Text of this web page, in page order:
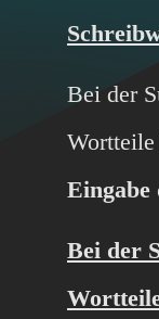
Bei der
Eingabe
Bei der